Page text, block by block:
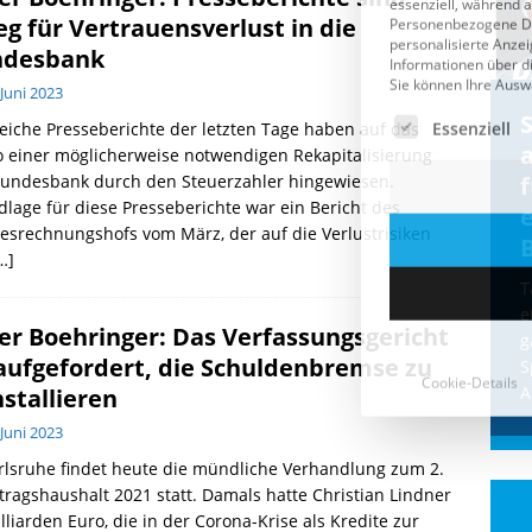
für Vertrauensverlust in die
2023
Presseberichte der letzten Tage haben auf das
einer möglicherweise notwendigen Rekapitalisierung
durch den Steuerzahler hingewiesen.
für diese Presseberichte war ein Bericht des
vom März, der auf die Verlustrisiken
Boehringer: Das Verfassungsgericht
die Schuldenbremse zu
2023
findet heute die mündliche Verhandlung zum 2.
2021 statt. Damals hatte Christian Lindner
Euro, die in der Corona-Krise als Kredite zur
CDU & Ampel wollen nach
der Wahl wieder Afghanen
einfliegen: Zeit für ein
Asylmoratorium!
verübten Anschläge kippte, wurden die
Flüge vor der[...]